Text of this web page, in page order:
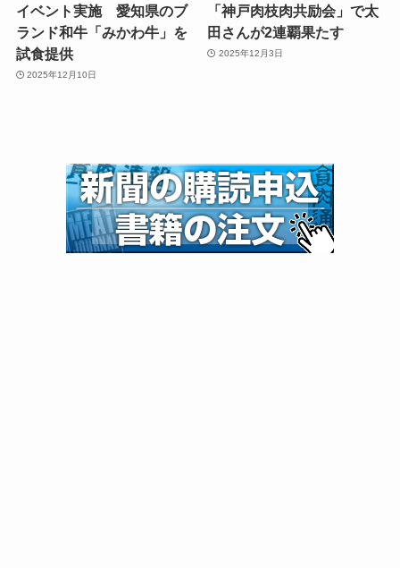
イベント実施 愛知県のブ
ランド和牛「みかわ牛」を
試食提供
2025年12月10日
「神戸肉枝肉共励会」で太
田さんが2連覇果たす
2025年12月3日